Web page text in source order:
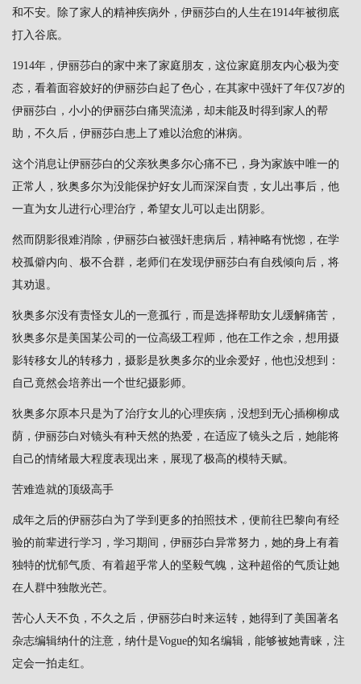
和不安。除了家人的精神疾病外，伊丽莎白的人生在1914年被彻底
打入谷底。
1914年，伊丽莎白的家中来了家庭朋友，这位家庭朋友内心极为变
态，看着面容姣好的伊丽莎白起了色心，在其家中强奸了年仅7岁的
伊丽莎白，小小的伊丽莎白痛哭流涕，却未能及时得到家人的帮
助，不久后，伊丽莎白患上了难以治愈的淋病。
这个消息让伊丽莎白的父亲狄奥多尔心痛不已，身为家族中唯一的
正常人，狄奥多尔为没能保护好女儿而深深自责，女儿出事后，他
一直为女儿进行心理治疗，希望女儿可以走出阴影。
然而阴影很难消除，伊丽莎白被强奸患病后，精神略有恍惚，在学
校孤僻内向、极不合群，老师们在发现伊丽莎白有自残倾向后，将
其劝退。
狄奥多尔没有责怪女儿的一意孤行，而是选择帮助女儿缓解痛苦，
狄奥多尔是美国某公司的一位高级工程师，他在工作之余，想用摄
影转移女儿的转移力，摄影是狄奥多尔的业余爱好，他也没想到：
自己竟然会培养出一个世纪摄影师。
狄奥多尔原本只是为了治疗女儿的心理疾病，没想到无心插柳柳成
荫，伊丽莎白对镜头有种天然的热爱，在适应了镜头之后，她能将
自己的情绪最大程度表现出来，展现了极高的模特天赋。
苦难造就的顶级高手
成年之后的伊丽莎白为了学到更多的拍照技术，便前往巴黎向有经
验的前辈进行学习，学习期间，伊丽莎白异常努力，她的身上有着
独特的忧郁气质、有着超乎常人的坚毅气魄，这种超俗的气质让她
在人群中独散光芒。
苦心人天不负，不久之后，伊丽莎白时来运转，她得到了美国著名
杂志编辑纳什的注意，纳什是Vogue的知名编辑，能够被她青睐，注
定会一拍走红。